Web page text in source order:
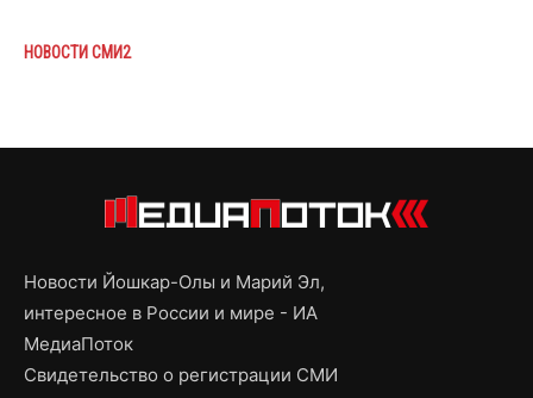
НОВОСТИ СМИ2
Новости Йошкар-Олы и Марий Эл,
интересное в России и мире - ИА
МедиаПоток
Свидетельство о регистрации СМИ